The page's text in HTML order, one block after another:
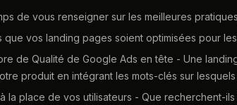
de vous renseigner sur les meilleures pratiques,
que vos landing pages soient optimisées pour
de Qualité de Google Ads en tête - Une
produit en intégrant les mots-clés sur
la place de vos utilisateurs - Que recherchent-